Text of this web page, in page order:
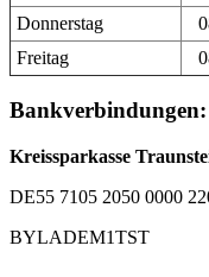
Donnerstag
Freitag
Bankverbindungen:
Kreissparkasse
DE55 7105 2050 0000
BYLADEM1TST